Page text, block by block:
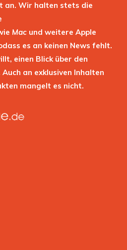
an. Wir halten stets die
Mac und weitere Apple
es an keinen News fehlt.
einen Blick über den
an exklusiven Inhalten
mangelt es nicht.